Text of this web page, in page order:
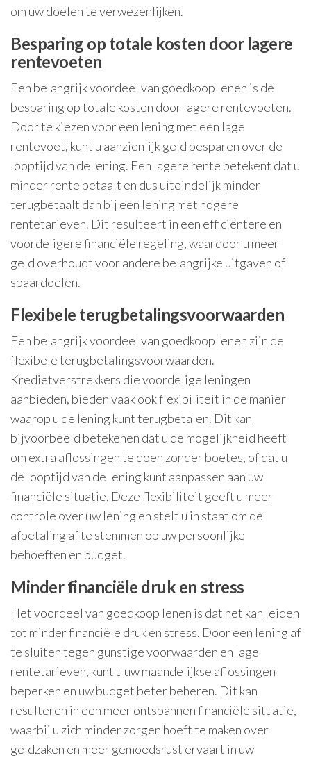
om uw doelen te verwezenlijken.
Besparing op totale kosten door lagere
rentevoeten
Een belangrijk voordeel van goedkoop lenen is de
besparing op totale kosten door lagere rentevoeten.
Door te kiezen voor een lening met een lage
rentevoet, kunt u aanzienlijk geld besparen over de
looptijd van de lening. Een lagere rente betekent dat u
minder rente betaalt en dus uiteindelijk minder
terugbetaalt dan bij een lening met hogere
rentetarieven. Dit resulteert in een efficiëntere en
voordeligere financiële regeling, waardoor u meer
geld overhoudt voor andere belangrijke uitgaven of
spaardoelen.
Flexibele terugbetalingsvoorwaarden
Een belangrijk voordeel van goedkoop lenen zijn de
flexibele terugbetalingsvoorwaarden.
Kredietverstrekkers die voordelige leningen
aanbieden, bieden vaak ook flexibiliteit in de manier
waarop u de lening kunt terugbetalen. Dit kan
bijvoorbeeld betekenen dat u de mogelijkheid heeft
om extra aflossingen te doen zonder boetes, of dat u
de looptijd van de lening kunt aanpassen aan uw
financiële situatie. Deze flexibiliteit geeft u meer
controle over uw lening en stelt u in staat om de
afbetaling af te stemmen op uw persoonlijke
behoeften en budget.
Minder financiële druk en stress
Het voordeel van goedkoop lenen is dat het kan leiden
tot minder financiële druk en stress. Door een lening af
te sluiten tegen gunstige voorwaarden en lage
rentetarieven, kunt u uw maandelijkse aflossingen
beperken en uw budget beter beheren. Dit kan
resulteren in een meer ontspannen financiële situatie,
waarbij u zich minder zorgen hoeft te maken over
geldzaken en meer gemoedsrust ervaart in uw